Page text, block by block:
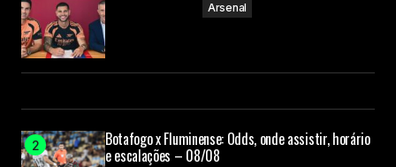
Arsenal
Botafogo x Fluminense: Odds, onde assistir, horário
e escalações – 08/08